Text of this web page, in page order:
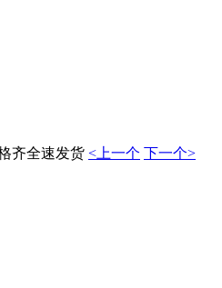
齐全速发货 <上一个 下一个>